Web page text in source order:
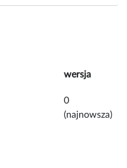
wersja
0
(najnowsza)